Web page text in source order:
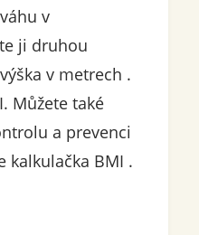
v
ji druhou
v metrech .
Můžete také
a prevenci
kalkulačka BMI .